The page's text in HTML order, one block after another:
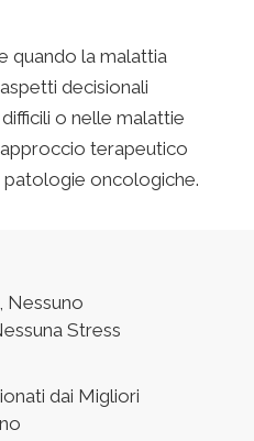
quando la malattia
decisionali
o nelle malattie
terapeutico
oncologiche.
Nessuno
Stress
dai Migliori